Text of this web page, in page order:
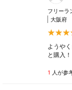
フリーラ
大阪府
ようや
と購入
1 人が参